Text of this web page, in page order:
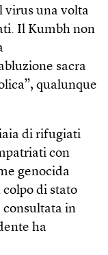
virus una volta
Il Kumbh non
sacra
qualunque
di rifugiati
con
genocida
di stato
consultata in
ha